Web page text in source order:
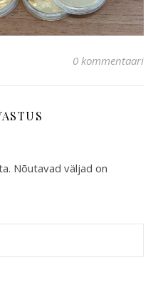
0 kommentaari
Nõutavad väljad on